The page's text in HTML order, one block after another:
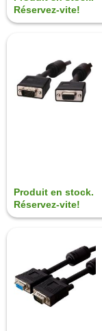
Réservez-vite!
Produit en stock.
Réservez-vite!